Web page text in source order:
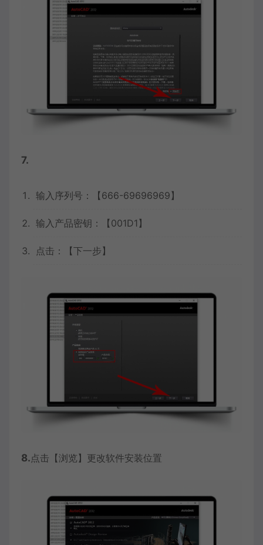
7.
输入序列号：【666-69696969】
输入产品密钥：【001D1】
点击：【下一步】
8.点击【浏览】更改软件安装位置